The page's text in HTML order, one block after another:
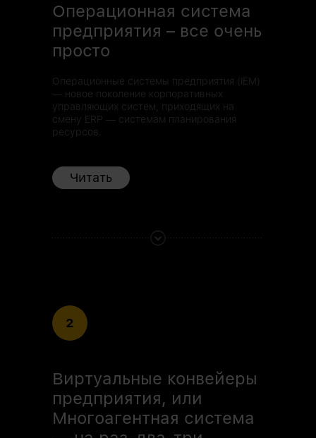
Операционная система
предприятия – все очень
просто
Операционные системы предприятия (IEM)
— новое поколение корпоративных
управляющих систем, приходящих на
смену ERP — системам планирования
ресурсов.
Читать
2
Виртуальные конвейеры
предприятия, или
Многоагентная система